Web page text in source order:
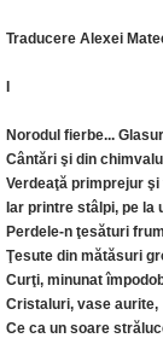
Traducere Alexei
Norodul fierbe...
Cântări şi din
Verdeaţă primprejur şi
Iar printre stâlpi, pe la
Perdele-n ţesături
Ţesute din mătăsuri
Curţi, minunat
Cristaluri, vase aurite,
Ce ca un soare